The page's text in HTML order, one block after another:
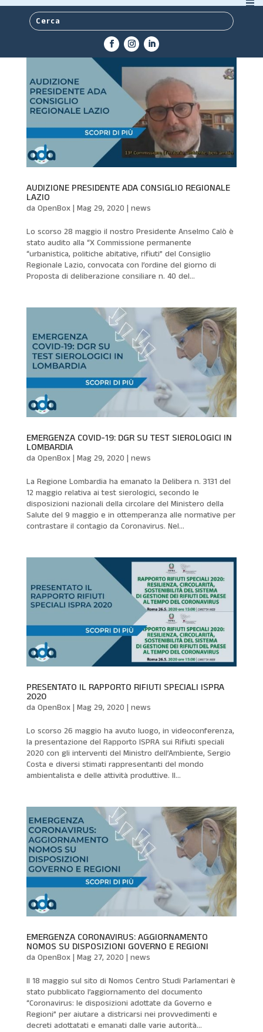
AUDIZIONE PRESIDENTE ADA CONSIGLIO REGIONALE
LAZIO
da OpenBox| Mag 29, 2020 news
Lo scorso 28 maggio il nostro Presidente Anselmo Calò è
stato audito alla “X Commissione permanente
“urbanistica, politiche abitative, rifiuti” del Consiglio
Regionale Lazio, convocata con l’ordine del giorno di
Proposta di deliberazione consiliare n. 40 del...
EMERGENZA COVID-19: DGR SU TEST SIEROLOGICI IN
LOMBARDIA
da OpenBox| Mag 29, 2020 news
La Regione Lombardia ha emanato la Delibera n. 3131 del
12 maggio relativa ai test sierologici, secondo le
disposizioni nazionali della circolare del Ministero della
Salute del 9 maggio e in ottemperanza alle normative per
contrastare il contagio da Coronavirus. Nel...
PRESENTATO IL RAPPORTO RIFIUTI SPECIALI ISPRA
2020
da OpenBox| Mag 29, 2020 news
Lo scorso 26 maggio ha avuto luogo, in videoconferenza,
la presentazione del Rapporto ISPRA sui Rifiuti speciali
2020 con gli interventi del Ministro dell’Ambiente, Sergio
Costa e diversi stimati rappresentanti del mondo
ambientalista e delle attività produttive. Il...
EMERGENZA CORONAVIRUS: AGGIORNAMENTO
NOMOS SU DISPOSIZIONI GOVERNO E REGIONI
da OpenBox| Mag 27, 2020 news
Il 18 maggio sul sito di Nomos Centro Studi Parlamentari è
stato pubblicato l’aggiornamento del documento
“Coronavirus: le disposizioni adottate da Governo e
Regioni” per aiutare a districarsi nei provvedimenti e
decreti adottatati e emanati dalle varie autorità...